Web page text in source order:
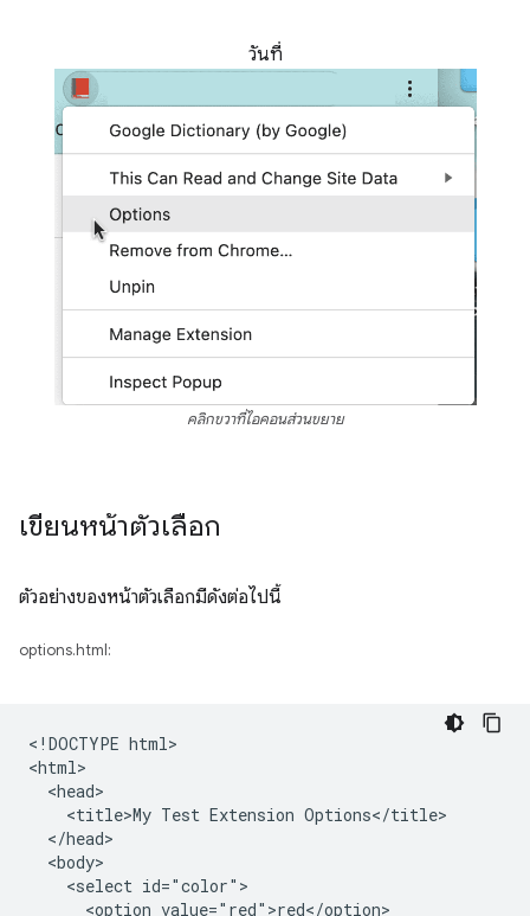
วันที่
คลิกขวาที่ไอคอนส่วนขยาย
เขียนหน้าตัวเลือก
ตัวอย่างของหน้าตัวเลือกมีดังต่อไปนี้
options.html:
<!DOCTYPE html>
<html>
  <head>
    <title>My Test Extension Options</title>
  </head>
  <body>
    <select id="color">
      <option value="red">red</option>